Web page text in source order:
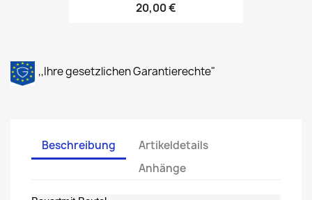
20,00 €
,,Ihre gesetzlichen Garantierechte"
Beschreibung
Artikeldetails
Anhänge